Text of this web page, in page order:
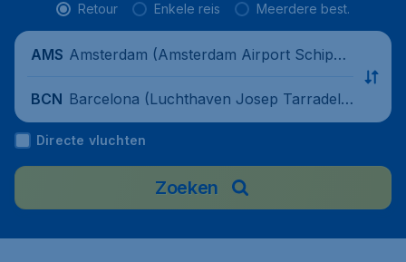
Retour Enkele reis Meerdere best.
AMS Amsterdam (Amsterdam Airport Schipho
BCN Barcelona (Luchthaven Josep Tarradella
s Barcelona-El Prat), Spain
Directe vluchten
Zoeken